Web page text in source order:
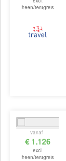
heen/terugreis
vanaf
€ 1.126
excl.
heen/terugreis